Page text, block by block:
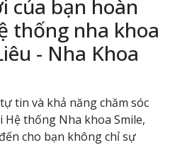
của bạn hoàn
thống nha khoa
- Nha Khoa
tin và khả năng chăm sóc
thống Nha khoa Smile,
cho bạn không chỉ sự